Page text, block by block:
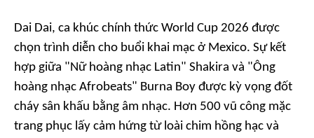
Dai Dai, ca khúc chính thức World Cup 2026 được
chọn trình diễn cho buổi khai mạc ở Mexico. Sự kết
hợp giữa "Nữ hoàng nhạc Latin" Shakira và "Ông
hoàng nhạc Afrobeats" Burna Boy được kỳ vọng đốt
cháy sân khấu bằng âm nhạc. Hơn 500 vũ công mặc
trang phục lấy cảm hứng từ loài chim hồng hạc và